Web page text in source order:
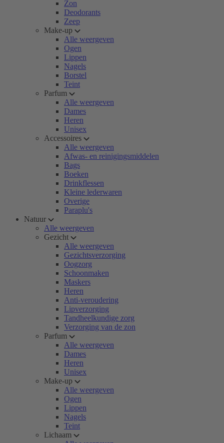
Zon
Deodorants
Zeep
Make-up
Alle weergeven
Ogen
Lippen
Nagels
Borstel
Teint
Parfum
Alle weergeven
Dames
Heren
Unisex
Accessoires
Alle weergeven
Afwas- en reinigingsmiddelen
Bags
Boeken
Drinkflessen
Kleine lederwaren
Overige
Paraplu's
Natuur
Alle weergeven
Gezicht
Alle weergeven
Gezichtsverzorging
Oogzorg
Schoonmaken
Maskers
Heren
Anti-veroudering
Lipverzorging
Tandheelkundige zorg
Verzorging van de zon
Parfum
Alle weergeven
Dames
Heren
Unisex
Make-up
Alle weergeven
Ogen
Lippen
Nagels
Teint
Lichaam